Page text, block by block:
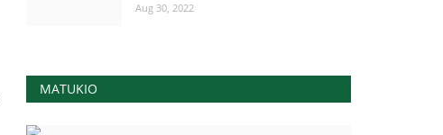
Aug 30, 2022
MATUKIO